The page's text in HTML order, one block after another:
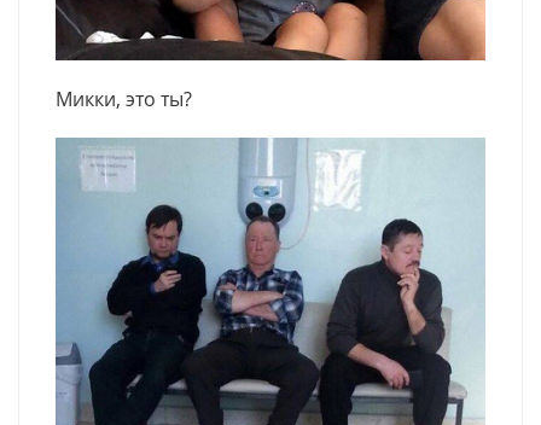
Микки, это ты?